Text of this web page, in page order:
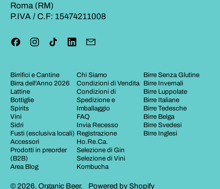
Roma (RM)
P.IVA / C.F: 15474211008
FacebookInstagram
TikTok LinkedInEmail
Birrifici e Cantine
Birra dell'Anno 2026
Lattine
Bottiglie
Spirits
Vini
Sidri
Fusti (esclusiva locali)
Accessori
Prodotti in preorder
(B2B)
Area Blog
Chi Siamo
Condizioni di Vendita
Condizioni di
Spedizione e
Imballaggio
FAQ
Invia Recesso
Registrazione
Ho.Re.Ca.
Selezione di Gin
Selezione di Vini
Kombucha
Birre Senza Glutine
Birre Invernali
Birre Luppolate
Birre Italiane
Birre Tedesche
Birre Belga
Birre Svedesi
Birre Inglesi
© 2026,Organic Beer. Powered by Shopify